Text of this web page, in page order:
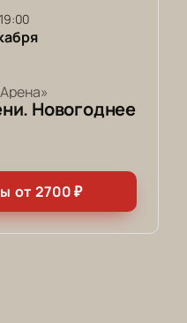
19:00
Новогоднее
от 2700₽